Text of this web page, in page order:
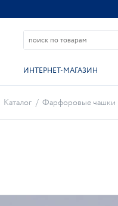
ИНТЕРНЕТ-МАГАЗИН
Каталог / Фарфоровые чашки